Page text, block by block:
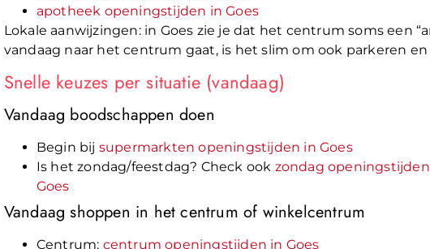
apotheek openingstijden in Goes
Lokale aanwijzingen: in Goes zie je dat het centrum soms een
vandaag naar het centrum gaat, is het slim om ook parkeren
Snelle keuzes per situatie (vandaag)
Vandaag boodschappen doen
Begin bij supermarkten openingstijden in Goes
Is het zondag/feestdag? Check ook zondag openingstijden
Goes
Vandaag shoppen in het centrum of winkelcentrum
Centrum: centrum openingstijden in Goes